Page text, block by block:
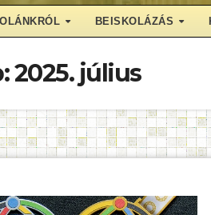
BEISKOLÁZÁS
2025. július